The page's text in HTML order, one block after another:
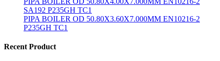
SA192 P235GH TC1
PIPA BOILER OD 50.80X3.60X7.000MM EN10216-2
P235GH TC1
Recent Product